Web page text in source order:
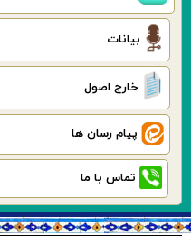
بیانات
خارج اصول
پیام رسان ها
تماس با ما